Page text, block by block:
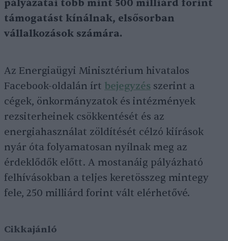
pályázatai több mint 500 milliárd forint
támogatást kínálnak, elsősorban
vállalkozások számára.
Az Energiaügyi Minisztérium hivatalos
Facebook-oldalán írt bejegyzés szerint a
cégek, önkormányzatok és intézmények
rezsiterheinek csökkentését és az
energiahasználat zöldítését célzó kiírások
nyár óta folyamatosan nyílnak meg az
érdeklődők előtt. A mostanáig pályázható
felhívásokban a teljes keretösszeg mintegy
fele, 250 milliárd forint vált elérhetővé.
Cikkajánló